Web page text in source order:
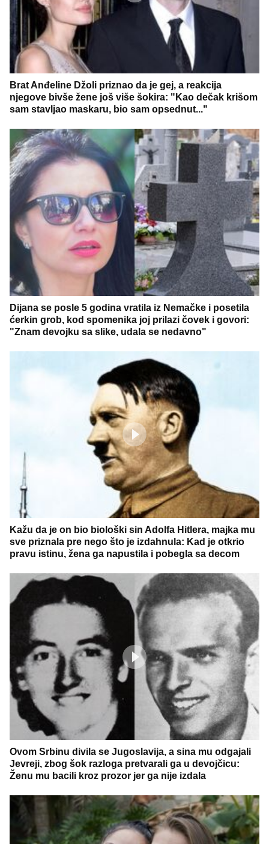
Brat Anđeline Džoli priznao da je gej, a reakcija
njegove bivše žene još više šokira: "Kao dečak krišom
sam stavljao maskaru, bio sam opsednut..."
Dijana se posle 5 godina vratila iz Nemačke i posetila
ćerkin grob, kod spomenika joj prilazi čovek i govori:
"Znam devojku sa slike, udala se nedavno"
Kažu da je on bio biološki sin Adolfa Hitlera, majka mu
sve priznala pre nego što je izdahnula: Kad je otkrio
pravu istinu, žena ga napustila i pobegla sa decom
Ovom Srbinu divila se Jugoslavija, a sina mu odgajali
Jevreji, zbog šok razloga pretvarali ga u devojčicu:
Ženu mu bacili kroz prozor jer ga nije izdala